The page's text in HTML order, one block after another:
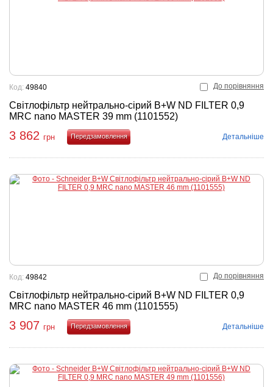
До порівняння
Світлофільтр нейтрально-сірий B+W ND FILTER 0,9
MRC nano MASTER 39 mm (1101552)
Код: 49840
3 862 грн
Детальніше
До порівняння
Світлофільтр нейтрально-сірий B+W ND FILTER 0,9
MRC nano MASTER 46 mm (1101555)
Код: 49842
3 907 грн
Детальніше